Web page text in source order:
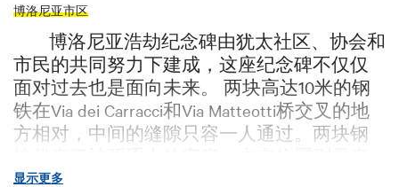
博洛尼亚市区
博洛尼亚浩劫纪念碑由犹太社区、协会和
市民的共同努力下建成，这座纪念碑不仅仅
面对过去也是面向未来。 两块高达10米的钢
铁在Via dei Carracci和Via Matteotti桥交叉的地
方相对，中间的缝隙只容一人通过。两块钢
示了占据牢房的人。
显示更多